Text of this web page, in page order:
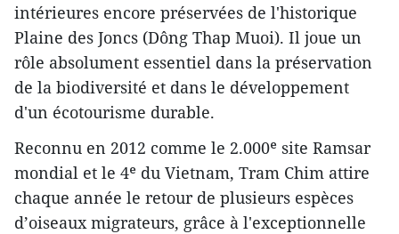
intérieures encore préservées de l'historique
Plaine des Joncs (Dông Thap Muoi). Il joue un
rôle absolument essentiel dans la préservation
de la biodiversité et dans le développement
d'un écotourisme durable.
Reconnu en 2012 comme le 2.000ᵉ site Ramsar
mondial et le 4ᵉ du Vietnam, Tram Chim attire
chaque année le retour de plusieurs espèces
d’oiseaux migrateurs, grâce à l'exceptionnelle